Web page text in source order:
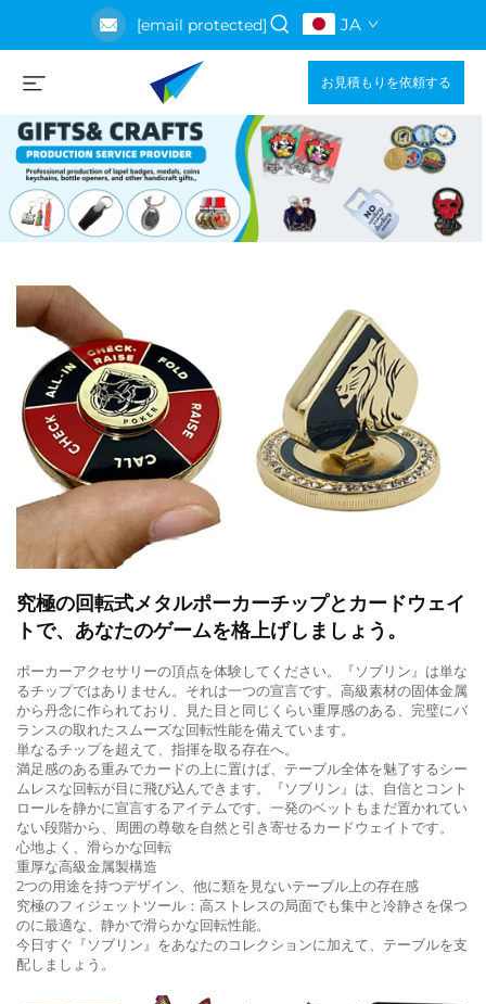
[email protected] JA
お見積もりを依頼する
究極の回転式メタルポーカーチップとカードウェイ
トで、あなたのゲームを格上げしましょう。
ポーカーアクセサリーの頂点を体験してください。『ソブリン』は単な
るチップではありません。それは一つの宣言です。高級素材の固体金属
から丹念に作られており、見た目と同じくらい重厚感のある、完璧にバ
ランスの取れたスムーズな回転性能を備えています。
単なるチップを超えて、指揮を取る存在へ。
満足感のある重みでカードの上に置けば、テーブル全体を魅了するシー
ムレスな回転が目に飛び込んできます。『ソブリン』は、自信とコント
ロールを静かに宣言するアイテムです。一発のベットもまだ置かれてい
ない段階から、周囲の尊敬を自然と引き寄せるカードウェイトです。
心地よく、滑らかな回転
重厚な高級金属製構造
2つの用途を持つデザイン、他に類を見ないテーブル上の存在感
究極のフィジェットツール：高ストレスの局面でも集中と冷静さを保つ
のに最適な、静かで滑らかな回転性能。
今日すぐ『ソブリン』をあなたのコレクションに加えて、テーブルを支
配しましょう。